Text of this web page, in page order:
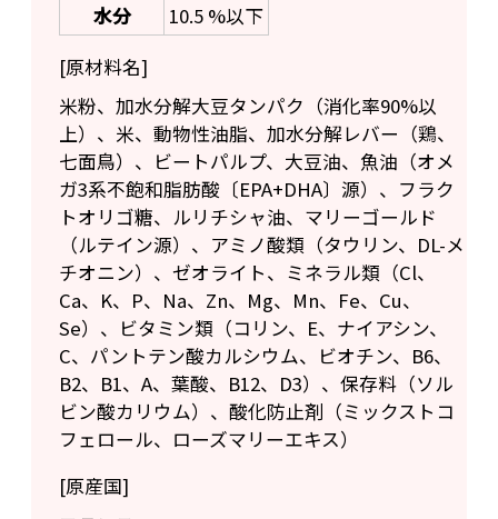
水分
10.5 %以下
[原材料名]
米粉、加水分解大豆タンパク（消化率90%以
上）、米、動物性油脂、加水分解レバー（鶏、
七面鳥）、ビートパルプ、大豆油、魚油（オメ
ガ3系不飽和脂肪酸〔EPA+DHA〕源）、フラク
トオリゴ糖、ルリチシャ油、マリーゴールド
（ルテイン源）、アミノ酸類（タウリン、DL-メ
チオニン）、ゼオライト、ミネラル類（Cl、
Ca、K、P、Na、Zn、Mg、Mn、Fe、Cu、
Se）、ビタミン類（コリン、E、ナイアシン、
C、パントテン酸カルシウム、ビオチン、B6、
B2、B1、A、葉酸、B12、D3）、保存料（ソル
ビン酸カリウム）、酸化防止剤（ミックストコ
フェロール、ローズマリーエキス）
[原産国]